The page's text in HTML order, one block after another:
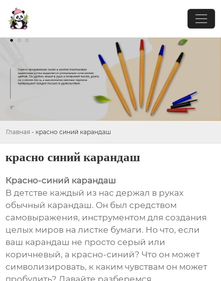
Главная - красно синий карандаш
красно синий карандаш
Красно-синий карандаш
В детстве каждый из нас держал в руках
обычный карандаш. Он был средством
самовыражения, инструментом для создания
целых миров на листке бумаги. Но что, если
ваш карандаш не просто серый или
коричневый, а красно-синий? Что он может
символизировать, к каким чувствам он может